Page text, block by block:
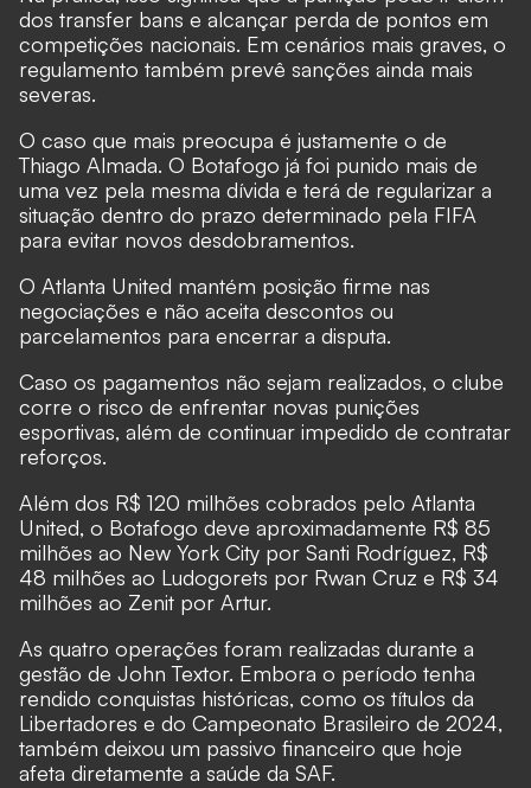
dos transfer bans e alcançar perda de pontos em
competições nacionais. Em cenários mais graves, o
regulamento também prevê sanções ainda mais
severas.
O caso que mais preocupa é justamente o de
Thiago Almada. O Botafogo já foi punido mais de
uma vez pela mesma dívida e terá de regularizar a
situação dentro do prazo determinado pela FIFA
para evitar novos desdobramentos.
O Atlanta United mantém posição firme nas
negociações e não aceita descontos ou
parcelamentos para encerrar a disputa.
Caso os pagamentos não sejam realizados, o clube
corre o risco de enfrentar novas punições
esportivas, além de continuar impedido de contratar
reforços.
Além dos R$ 120 milhões cobrados pelo Atlanta
United, o Botafogo deve aproximadamente R$ 85
milhões ao New York City por Santi Rodríguez, R$
48 milhões ao Ludogorets por Rwan Cruz e R$ 34
milhões ao Zenit por Artur.
As quatro operações foram realizadas durante a
gestão de John Textor. Embora o período tenha
rendido conquistas históricas, como os títulos da
Libertadores e do Campeonato Brasileiro de 2024,
também deixou um passivo financeiro que hoje
afeta diretamente a saúde da SAF.